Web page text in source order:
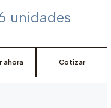
unidades
ahora Cotizar